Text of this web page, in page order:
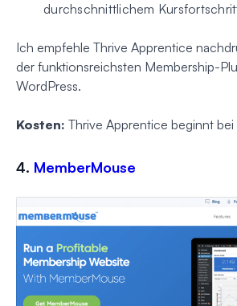
durchschnittlichem
Ich empfehle Thrive Apprentice
der funktionsreichsten Membership-
WordPress.
Kosten: Thrive Apprentice beginnt bei
4. MemberMouse